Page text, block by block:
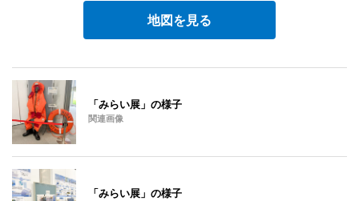
地図を見る
「みらい展」の様子
関連画像
「みらい展」の様子